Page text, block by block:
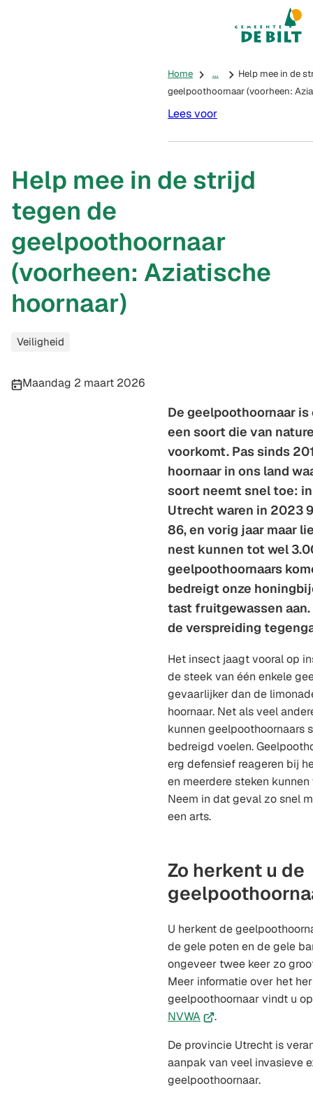
Mijn De Bilt
(Verwijst
Home ...
Help mee in de
geelpoothoornaar (voorheen:
Lees voor
Help mee in de strijd
tegen de
geelpoothoornaar
(voorheen: Aziatische
hoornaar)
Veiligheid
Publicatiedatum:
Maandag 2 maart 2026
De geelpoothoornaar
een soort die van
voorkomt. Pas sinds
hoornaar in ons land
soort neemt snel toe:
Utrecht waren in 2023
86, en vorig jaar maar
nest kunnen tot wel
geelpoothoornaars
bedreigt onze
tast fruitgewassen aan.
de verspreiding
Het insect jaagt vooral op
de steek van één enkele
gevaarlijker dan de
hoornaar. Net als veel
kunnen geelpoothoornaars
bedreigd voelen.
erg defensief reageren bij
en meerdere steken
Neem in dat geval zo snel
een arts.
Zo herkent u de
U herkent de
de gele poten en de gele
ongeveer twee keer zo
Meer informatie over het
geelpoothoornaar vindt u
NVWA(Verwijst
een
externe
website)
.
De provincie Utrecht is
aanpak van veel invasieve
geelpoothoornaar.